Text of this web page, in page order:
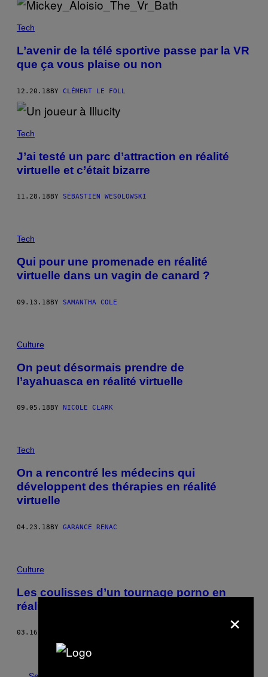
Tech
L’avenir de la télé sportive passe par la VR
que ça vous plaise ou non
12.20.18BY CLÉMENT LE FOLL
Tech
J’ai testé un parc d’attraction en réalité
virtuelle et c’était bizarre
11.28.18 BY SÉBASTIEN WESOLOWSKI
Tech
Qui pour une promenade en réalité
virtuelle dans un vagin de canard ?
09.13.18BY SAMANTHA COLE
Culture
On peut désormais prendre de
l’ayahuasca en réalité virtuelle
09.05.18 BY NICOLE CLARK
Tech
On a rencontré les médecins qui
développent des thérapies en réalité
virtuelle
04.23.18BY GARANCE RENAC
Culture
Les coulisses d’un tournage porno en
réalité virtuelle
03.16.18 ×